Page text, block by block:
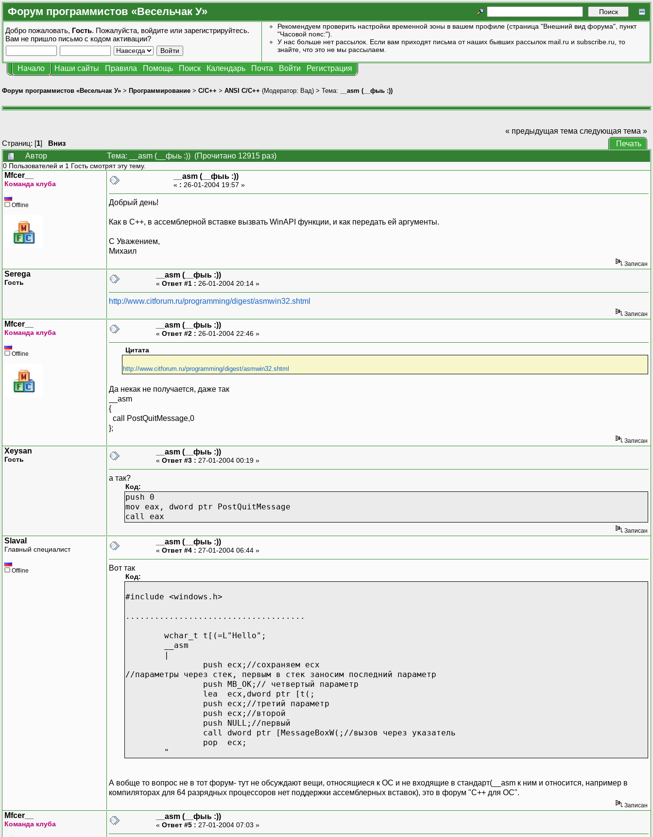
Форум программистов «Весельчак У»
Добро пожаловать, Гость. Пожалуйста, войдите или зарегистрируйтесь.
Вам не пришло письмо с кодом активации?
Рекомендуем проверить настройки временной зоны в вашем профиле (страница "Внешний вид форума", пункт
"Часовой пояс:").
У нас больше нет рассылок. Если вам приходят письма от наших бывших рассылок mail.ru и subscribe.ru, то
знайте, что это не мы рассылаем.
Начало Наши сайты Правила Помощь Поиск Календарь Почта Войти Регистрация
Форум программистов «Весельчак У» > Программирование > C/C++ > ANSI С/С++ (Модератор: Вад) > Тема: __asm (__фыь :))
Страниц: [1] Вниз
« предыдущая тема следующая тема »
Печать
Автор
Тема: __asm (__фыь :)) (Прочитано 12915 раз)
0 Пользователей и 1 Гость смотрят эту тему.
Mfcer__
Команда клуба
Offline
__asm (__фыь :))
« : 26-01-2004 19:57 »
Добрый день!
Как в С++, в ассемблерной вставке вызвать WinAPI функции, и как передать ей аргументы.
С Уважением,
Михаил
Записан
Serega
Гость
__asm (__фыь :))
« Ответ #1 : 26-01-2004 20:14 »
http://www.citforum.ru/programming/digest/asmwin32.shtml
Записан
Mfcer__
Команда клуба
Offline
__asm (__фыь :))
« Ответ #2 : 26-01-2004 22:46 »
Цитата
http://www.citforum.ru/programming/digest/asmwin32.shtml
Да некак не получается, даже так
__asm
{
call PostQuitMessage,0
};
Записан
Xeysan
Гость
__asm (__фыь :))
« Ответ #3 : 27-01-2004 00:19 »
а так?
Код:
push 0
mov eax, dword ptr PostQuitMessage
call eax
Записан
SlavaI
Главный специалист
Offline
__asm (__фыь :))
« Ответ #4 : 27-01-2004 06:44 »
Вот так
Код:
#include <windows.h>
.....................................
wchar_t t[(=L"Hello";
__asm
|
push ecx;//сохраняем ecx
//параметры через стек, первым в стек заносим последний параметр
push MB_OK;// четвертый параметр
lea ecx,dword ptr [t(;
push ecx;//третий параметр
push ecx;//второй
push NULL;//первый
call dword ptr [MessageBoxW(;//вызов через указатель
pop ecx;
"
А вобще то вопрос не в тот форум- тут не обсуждают вещи, относящиеся к ОС и не входящие в стандарт(__asm к ним и относится, например в
компиляторах для 64 разрядных процессоров нет поддержки ассемблерных вставок), это в форум "C++ для ОС".
Записан
Mfcer__
Команда клуба
__asm (__фыь :))
« Ответ #5 : 27-01-2004 07:03 »